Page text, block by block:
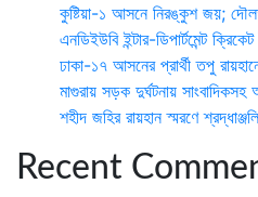
কুষ্টিয়া-১ আসনে নিরঙ্কুশ জয়;
এনডিইউবি ইন্টার-ডিপার্টমেন্ট ক্রিকেট
ঢাকা-১৭ আসনের প্রার্থী তপু
মাগুরায় সড়ক দুর্ঘটনায়
শহীদ জহির রায়হান স্মরণে শ্রদ্ধাঞ্জলি
Recent